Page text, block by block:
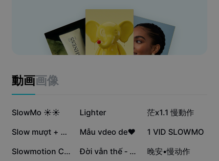
Dreamina Seedance 2.5
Nano Banana Pro
自動キャプション
キャプションテンプレート
ユースケース
マーケティング
アニバーサリーのテンプレート
エフェクトのテンプレート
産業のテンプレート
振り返りのテンプレート
クリエイティブパートナープログラム
CapCutクリエイティブキャンパス
トラストセンター
ヘルプセンター
動画画像
62.1万
SlowMo ☀️☀️ 56.4万
Lighter 34.6万
茫x1.1 慢動作
34.3万 Slow mượt + màu 21.5万
Mẫu vdeo de❤️ 16.1万
1 VID SLOWMO
15.8万 Slowmotion Chill 1Vd 11.2万 Đời vẫn thế - slow 8.7万
晚安•慢动作